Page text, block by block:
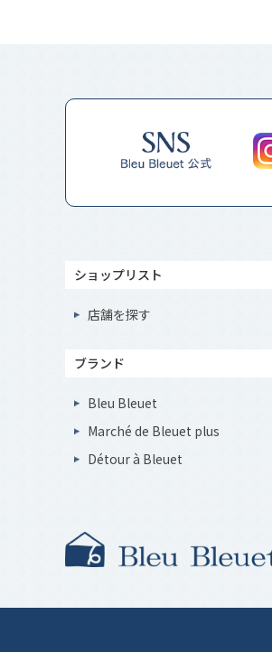
ショップリスト
店舗を探す
ブランド
Bleu Bleuet
Marché de Bleuet plus
Détour à Bleuet